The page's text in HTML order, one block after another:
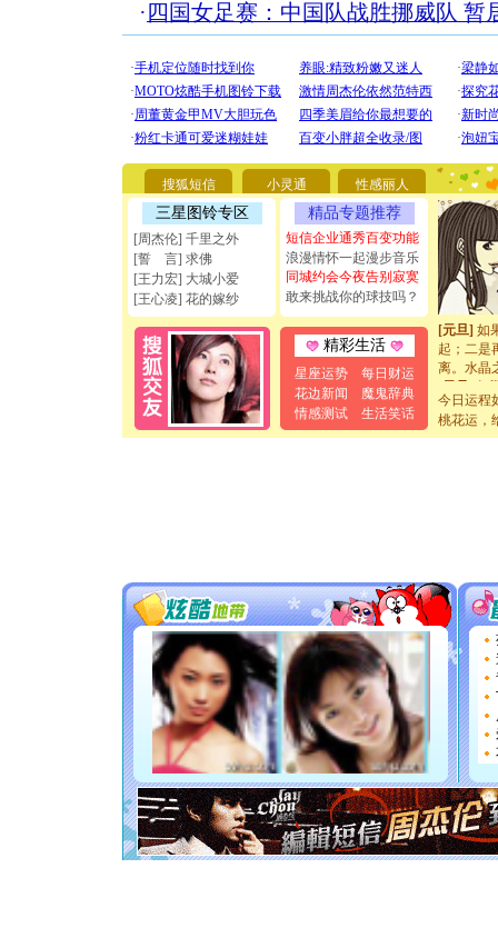
· 四国女足赛：中国队战胜挪威队 暂
搜狐短信 小灵通 性感丽人
三星图铃专区
[周杰伦] 千里之外
[誓 言] 求佛
[王力宏] 大城小爱
[王心凌] 花的嫁纱
精品专题推荐
短信企业通秀百变功能
浪漫情怀一起漫步音乐
同城约会今夜告别寂寞
敢来挑战你的球技吗？
精彩生活
星座运势
每日财运
花边新闻
魔鬼辞典
情感测试
生活笑话
[圣诞节]
你太多
[圣诞节]
能正大光
天都要快
[圣诞节]
如意,快
[元旦]看
断电。爱
你是我专
[元旦] 如
起；二是
离。水晶
[元旦]
当
泣，这痛
卖了。水
[春节]风
要平安！
[圣诞节]
能正大光
天都要快
[圣诞节]
如意,快
[元旦]
看
断电。
你是我
[元旦]
如
起；二
离。水晶
[元旦]当
泣，这痛
卖了。水
今日运程
桃花运，